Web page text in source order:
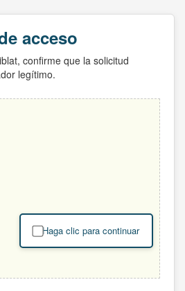
acceso
confirme que la solicitud
legítimo.
Haga clic para continuar